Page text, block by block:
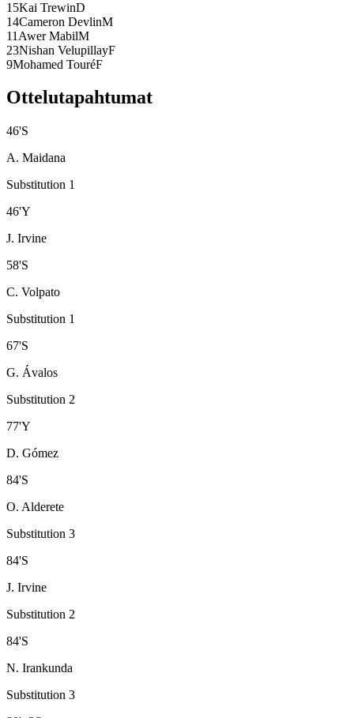
15Kai TrewinD
14Cameron DevlinM
11 Awer MabilM
23Nishan VelupillayF
9Mohamed TouréF
Ottelutapahtumat
46'S
A. Maidana
Substitution 1
46'Y
J. Irvine
58'S
C. Volpato
Substitution 1
67'S
G. Ávalos
Substitution 2
77'Y
D. Gómez
84'S
O. Alderete
Substitution 3
84'S
J. Irvine
Substitution 2
84'S
N. Irankunda
Substitution 3